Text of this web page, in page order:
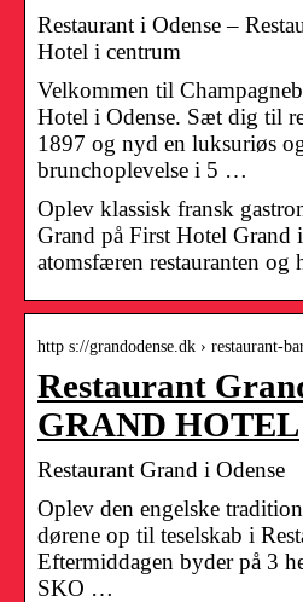
Restaurant i Odense –
Hotel i centrum
Velkommen til
Hotel i Odense. Sæt dig til
1897 og nyd en luksuriøs
brunchoplevelse i 5 …
Oplev klassisk fransk
Grand på First Hotel Grand
atomsfæren restauranten og
http s://grandodense.dk › restaurant-
Restaurant
GRAND HOTEL
Restaurant Grand i Odense
Oplev den engelske
dørene op til teselskab i
Eftermiddagen byder på 3
SKO …